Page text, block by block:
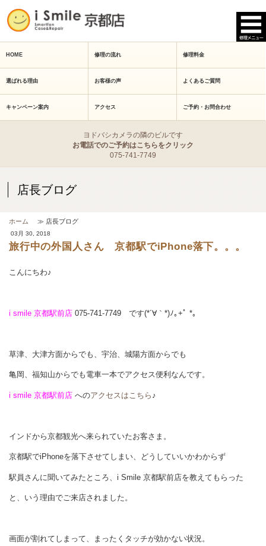
HOME 修理の流れ 修理料金
選ばれる理由 お客様の声 よくあるご質問
キャンペーン案内 アクセス ご予約・お問合わせ
ヨドバシカメラの隣のビルです
お電話でのご予約はこちらをクリック
075-741-7749
店長ブログ
ホーム ≫ 店長ブログ
03月 30, 2018
旅行中の外国人さん 京都駅でiPhone落下。。。
こんにちわ♪
i smile 京都駅前店 075-741-7749 です(*´∀｀*)ﾉ｡+ﾟ *｡
草津、大津方面からでも、宇治、城陽方面からでも
亀岡、福知山からでも電車一本でアクセス便利なんです。
i smile 京都駅前店 へのアクセスはこちら ♪
インドから京都観光へ来られていたお客さま。
京都駅でiPhoneを落下させてしまい、どうしていいかわからず
駅員さんに聞いてみたところ、i Smile 京都駅前店を教えてもらった
と、いう理由でご来店されました。
画面が割れてしまって、まったくタッチが効かない状況。